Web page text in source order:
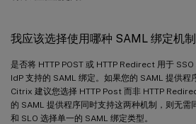
我应该选择使用哪种 SAML 绑定机制
是否将 HTTP POST 或 HTTP Redirect 用于
IdP 支持的 SAML 绑定。如果您的 SAML 提供程
Citrix 建议您选择 HTTP Post 而非 HTTP
的 SAML 提供程序同时支持这两种机制，则无需
和 SLO 选择单一的 SAML 绑定类型。